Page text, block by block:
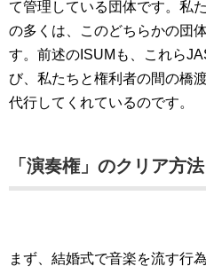
て管理している団体です。私
の多くは、このどちらかの団
す。前述のISUMも、これら
び、私たちと権利者の間の橋
代行してくれているのです。
「演奏権」のクリア方法
まず、結婚式で音楽を流す行